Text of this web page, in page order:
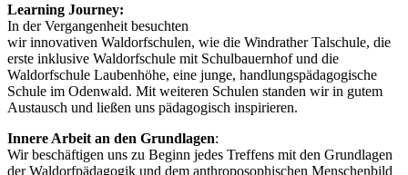
Learning Journey:
In der Vergangenheit besuchten
wir innovativen Waldorfschulen, wie die Windrather Talschule, die
erste inklusive Waldorfschule mit Schulbauernhof und die
Waldorfschule Laubenhöhe, eine junge, handlungspädagogische
Schule im Odenwald. Mit weiteren Schulen standen wir in gutem
Austausch und ließen uns pädagogisch inspirieren.
Innere Arbeit an den Grundlagen:
Wir beschäftigen uns zu Beginn jedes Treffens mit den Grundlagen
der Waldorfpädagogik und dem anthroposophischen Menschenbild